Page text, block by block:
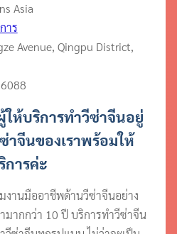
Asia
าร
Avenue, Qingpu District,
ห้บริการทำวีซ่าจีนอยู่
าจีนของเราพร้อมให้
การค่ะ
งานมืออาชีพด้านวีซ่าจีนอย่าง
ากกว่า 10 ปี บริการทำวีซ่าจีน